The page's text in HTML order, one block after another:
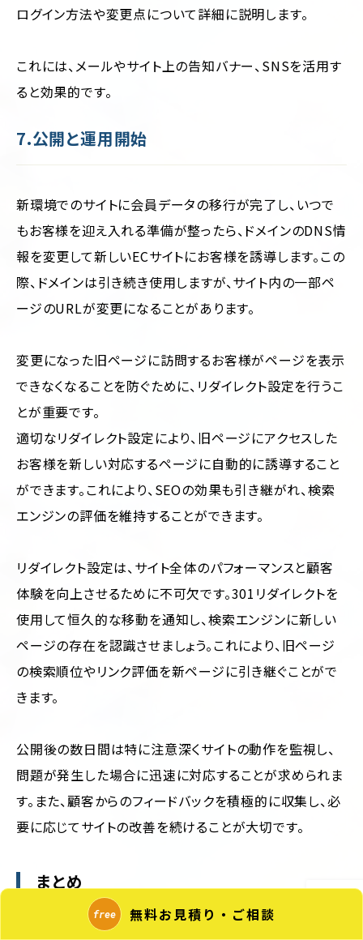
無料お見積り・ご相談
ログイン方法や変更点について詳細に説明します。
これには、メールやサイト上の告知バナー、SNSを活用す
ると効果的です。
7.公開と運用開始
新環境でのサイトに会員データの移行が完了し、いつで
もお客様を迎え入れる準備が整ったら、ドメインのDNS情
報を変更して新しいECサイトにお客様を誘導します。この
際、ドメインは引き続き使用しますが、サイト内の一部ペ
ージのURLが変更になることがあります。
変更になった旧ページに訪問するお客様がページを表示
できなくなることを防ぐために、リダイレクト設定を行うこ
とが重要です。
適切なリダイレクト設定により、旧ページにアクセスした
お客様を新しい対応するページに自動的に誘導すること
ができます。これにより、SEOの効果も引き継がれ、検索
エンジンの評価を維持することができます。
リダイレクト設定は、サイト全体のパフォーマンスと顧客
体験を向上させるために不可欠です。301リダイレクトを
使用して恒久的な移動を通知し、検索エンジンに新しい
ページの存在を認識させましょう。これにより、旧ページ
の検索順位やリンク評価を新ページに引き継ぐことがで
きます。
公開後の数日間は特に注意深くサイトの動作を監視し、
問題が発生した場合に迅速に対応することが求められま
す。また、顧客からのフィードバックを積極的に収集し、必
要に応じてサイトの改善を続けることが大切です。
まとめ
ECサイトのデータを移行する際には、エクスポートしたデ